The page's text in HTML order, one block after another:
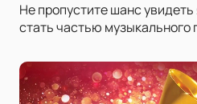
Не пропустите шанс
стать частью музыкального